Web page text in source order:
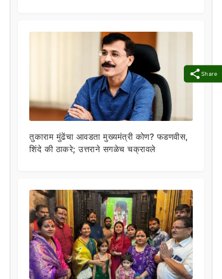
Share
तुकाराम मुंढेंचा आवडता मुख्यमंत्री कोण? फडणवीस,
शिंदे की ठाकरे; उत्तराने सगळेच चक्रावले